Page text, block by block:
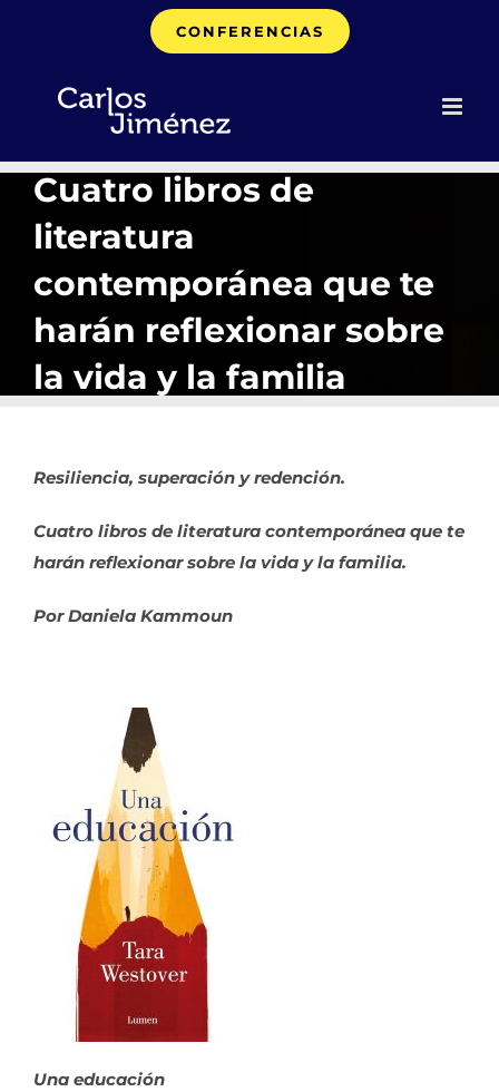
CONFERENCIAS
Cuatro libros de
literatura
contemporánea que te
harán reflexionar sobre
la vida y la familia
Resiliencia, superación y redención.
Cuatro libros de literatura contemporánea que te
harán reflexionar sobre la vida y la familia.
Por Daniela Kammoun
Una educación